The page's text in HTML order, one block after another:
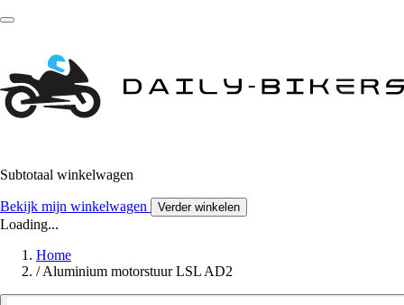
Subtotaal winkelwagen
Bekijk mijn winkelwagen Verder winkelen
Loading...
Home
/ Aluminium motorstuur LSL AD2